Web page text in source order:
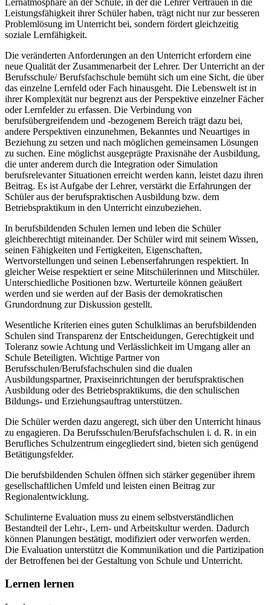
Leistungsfähigkeit ihrer Schüler haben, trägt nicht nur zur besseren
Problemlösung im Unterricht bei, sondern fördert gleichzeitig
soziale Lernfähigkeit.
Die veränderten Anforderungen an den Unterricht erfordern eine
neue Qualität der Zusammenarbeit der Lehrer. Der Unterricht an der
Berufsschule/ Berufsfachschule bemüht sich um eine Sicht, die über
das einzelne Lernfeld oder Fach hinausgeht. Die Lebenswelt ist in
ihrer Komplexität nur begrenzt aus der Perspektive einzelner Fächer
oder Lernfelder zu erfassen. Die Verbindung von
berufsübergreifendem und -bezogenem Bereich trägt dazu bei,
andere Perspektiven einzunehmen, Bekanntes und Neuartiges in
Beziehung zu setzen und nach möglichen gemeinsamen Lösungen
zu suchen. Eine möglichst ausgeprägte Praxisnähe der Ausbildung,
die unter anderem durch die Integration oder Simulation
berufsrelevanter Situationen erreicht werden kann, leistet dazu ihren
Beitrag. Es ist Aufgabe der Lehrer, verstärkt die Erfahrungen der
Schüler aus der berufspraktischen Ausbildung bzw. dem
Betriebspraktikum in den Unterricht einzubeziehen.
In berufsbildenden Schulen lernen und leben die Schüler
gleichberechtigt miteinander. Der Schüler wird mit seinem Wissen,
seinen Fähigkeiten und Fertigkeiten, Eigenschaften,
Wertvorstellungen und seinen Lebenserfahrungen respektiert. In
gleicher Weise respektiert er seine Mitschülerinnen und Mitschüler.
Unterschiedliche Positionen bzw. Werturteile können geäußert
werden und sie werden auf der Basis der demokratischen
Grundordnung zur Diskussion gestellt.
Wesentliche Kriterien eines guten Schulklimas an berufsbildenden
Schulen sind Transparenz der Entscheidungen, Gerechtigkeit und
Toleranz sowie Achtung und Verlässlichkeit im Umgang aller an
Schule Beteiligten. Wichtige Partner von
Berufsschulen/Berufsfachschulen sind die dualen
Ausbildungspartner, Praxiseinrichtungen der berufspraktischen
Ausbildung oder des Betriebspraktikums, die den schulischen
Bildungs- und Erziehungsauftrag unterstützen.
Die Schüler werden dazu angeregt, sich über den Unterricht hinaus
zu engagieren. Da Berufsschulen/Berufsfachschulen i. d. R. in ein
Berufliches Schulzentrum eingegliedert sind, bieten sich genügend
Betätigungsfelder.
Die berufsbildenden Schulen öffnen sich stärker gegenüber ihrem
gesellschaftlichen Umfeld und leisten einen Beitrag zur
Regionalentwicklung.
Schulinterne Evaluation muss zu einem selbstverständlichen
Bestandteil der Lehr-, Lern- und Arbeitskultur werden. Dadurch
können Planungen bestätigt, modifiziert oder verworfen werden.
Die Evaluation unterstützt die Kommunikation und die Partizipation
der Betroffenen bei der Gestaltung von Schule und Unterricht.
Lernen lernen